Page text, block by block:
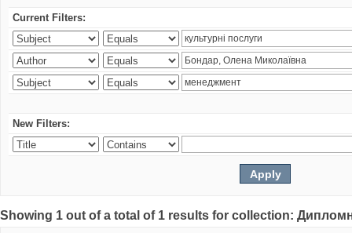
Current Filters:
New Filters:
Showing 1 out of a total of 1 results for collection: